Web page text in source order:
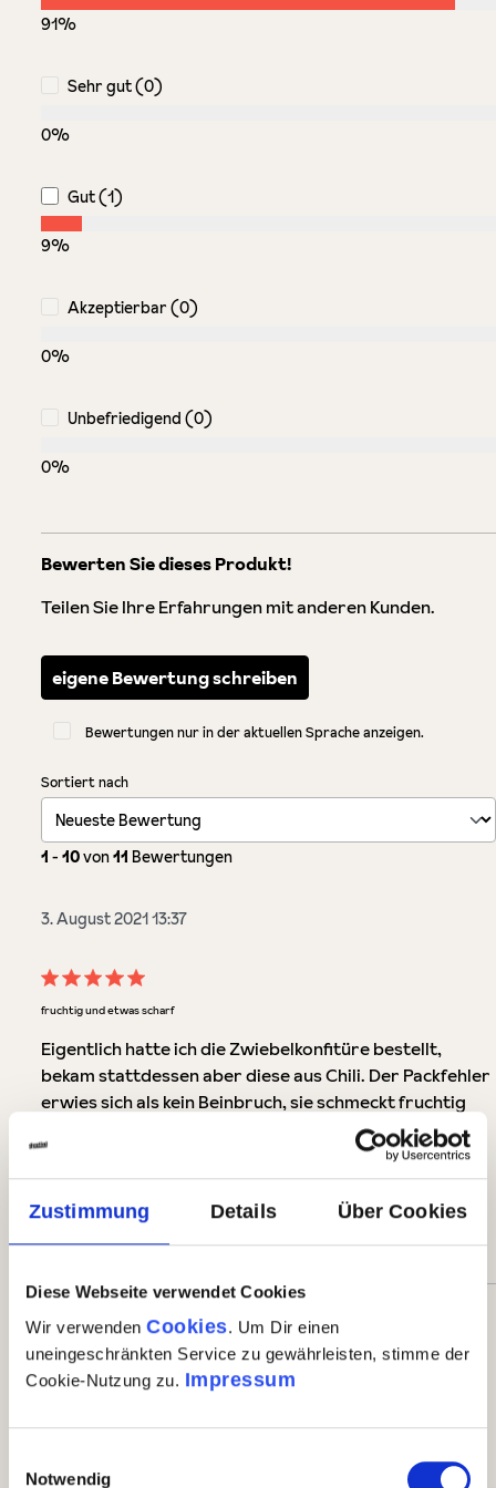
Zustimmung Details Über Cookies
Diese Webseite verwendet Cookies
Wir verwenden Cookies. Um Dir einen
uneingeschränkten Service zu gewährleisten, stimme der
Cookie-Nutzung zu. Impressum
Notwendig
91%
Sehr gut (0)
0%
Gut (1)
9%
Akzeptierbar (0)
0%
Unbefriedigend (0)
0%
Bewerten Sie dieses Produkt!
Teilen Sie Ihre Erfahrungen mit anderen Kunden.
eigene Bewertung schreiben
Bewertungen nur in der aktuellen Sprache anzeigen.
Sortiert nach
1 - 10von11 Bewertungen
3. August 2021 13:37
Bewertung mit 5 von 5 Sternen
fruchtig und etwas scharf
Eigentlich hatte ich die Zwiebelkonfitüre bestellt,
bekam stattdessen aber diese aus Chili. Der Packfehler
erwies sich als kein Beinbruch, sie schmeckt fruchtig
süß nach Paprika und ist nur im Abgang scharf, aber
nicht zu scharf. Schmeckt gut auf Weißbrot, aber auch
auf gegrilltem oder kaltem Fleisch. Ob man sie zu Käse
essen möchte, ist Geschmackssache. Ich persönlich
Bewertung mit 5 von 5 Sternen